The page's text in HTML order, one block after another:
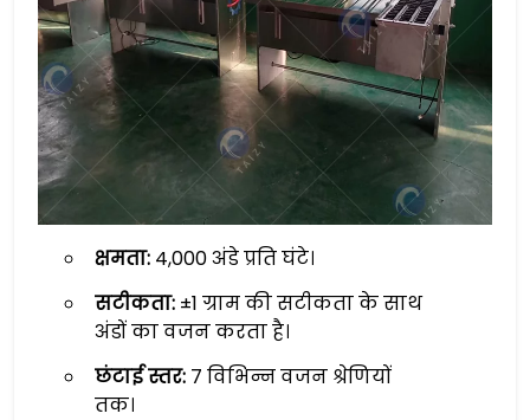
क्षमता:4,000 अंडे प्रति घंटे।
सटीकता:±1 ग्राम की सटीकता के साथ
अंडों का वजन करता है।
छंटाई स्तर:7 विभिन्न वजन श्रेणियों
तक।